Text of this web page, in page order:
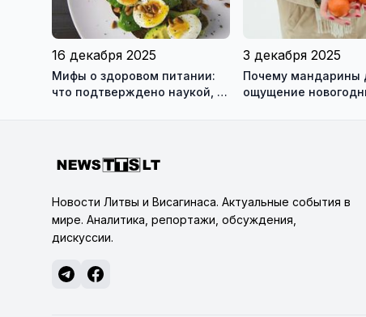
16 декабря 2025
Мифы о здоровом питании:
что подтверждено наукой, а
3 декабря 2025
Почему мандарины
ощущение
Новости Литвы и Висагинаса. Актуальные события в
мире. Аналитика, репортажи, обсуждения,
дискуссии.